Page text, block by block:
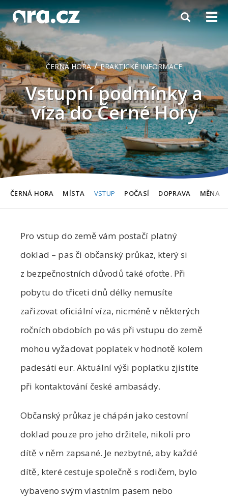
Toggle
navigation
ČERNÁ HORA MÍSTA POČASÍ DOPRAVA
VSTUP MĚNA
ČERNÁ HORA / PRAKTICKÉ INFORMACE
Vstupní podmínky a
víza do Černé Hory
Pro vstup do země vám postačí platný
doklad – pas či občanský průkaz, který si
z bezpečnostních důvodů také ofoťte. Při
pobytu do třiceti dnů délky nemusíte
zařizovat oficiální víza, nicméně v některých
ročních obdobích po vás při vstupu do země
mohou vyžadovat poplatek v hodnotě kolem
padesáti eur. Aktuální výši poplatku zjistíte
při kontaktování české ambasády.
Občanský průkaz je chápán jako cestovní
doklad pouze pro jeho držitele, nikoli pro
dítě v něm zapsané. Je nezbytné, aby každé
dítě, které cestuje společně s rodičem, bylo
vybaveno svým vlastním pasem nebo